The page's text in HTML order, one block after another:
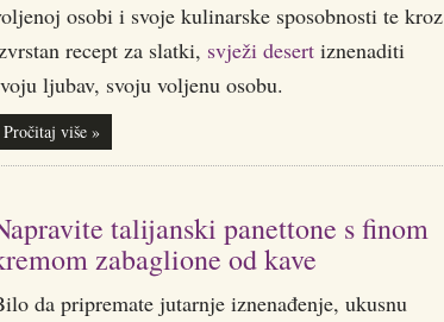
osobi i svoje kulinarske sposobnosti te kroz
recept za slatki, svježi desertiznenaditi
ljubav, svoju voljenu osobu.
Pročitaj više »
talijanski panettone s finom
zabaglione od kave
da pripremate jutarnje iznenađenje, ukusnu